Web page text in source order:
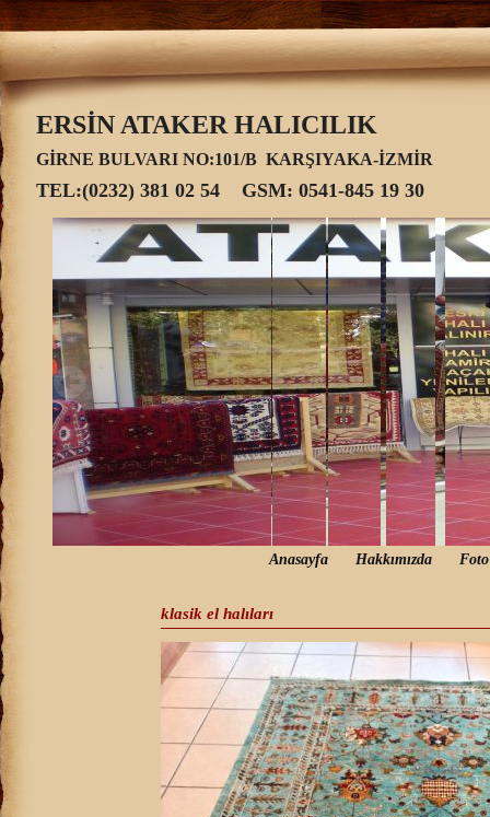
ERSİN ATAKER HALICILIK
GİRNE BULVARI NO:101/B KARŞIYAKA-
TEL:(0232) 381 02 54 GSM: 0541-845 19 30
ELDOKUMA SAÇAK TAMİRİ EL
DOKUMA HALI SATIŞI
Anasayfa Hakkımızda
klasik el halıları